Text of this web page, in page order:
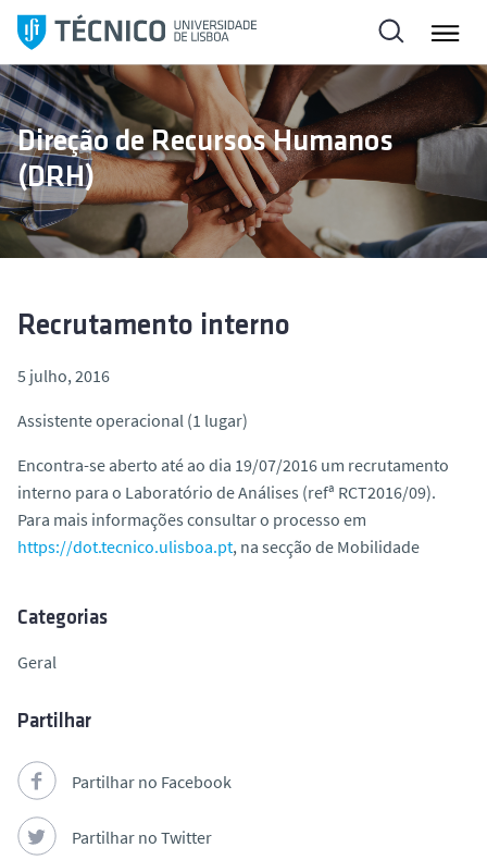
l
t
a
r
p
a
a
Direção de Recursos Humanos
(DRH)
Recrutamento interno
5 julho, 2016
Assistente operacional (1 lugar)
Encontra-se aberto até ao dia 19/07/2016 um recrutamento
interno para o Laboratório de Análises (refª RCT2016/09).
Para mais informações consultar o processo em
https://dot.tecnico.ulisboa.pt, na secção de Mobilidade
Categorias
Geral
Partilhar
Partilhar no Facebook
Partilhar no Twitter